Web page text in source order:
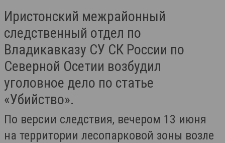
Иристонский межрайонный
следственный отдел по
Владикавказу СУ СК России по
Северной Осетии возбудил
уголовное дело по статье
«Убийство».
По версии следствия, вечером 13 июня
на территории лесопарковой зоны возле